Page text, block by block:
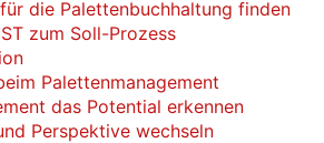
die Palettenbuchhaltung finden
zum Soll-Prozess
Palettenmanagement
das Potential erkennen
Perspektive wechseln